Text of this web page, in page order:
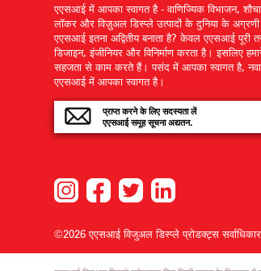
एएसआई में आपका स्वागत है - वाणिज्यिक विभाजन,
लॉकर और विज़ुअल डिस्प्ले उत्पादों के दुनिया के अग्रणी
एएसआई इतना अद्वितीय बनाता है? केवल एएसआई पूरी
डिजाइन, इंजीनियर और विनिर्माण करता है। इसलिए
सहजता से काम करते हैं। पसंद में आपका स्वागत है,
एएसआई में आपका स्वागत है।
प्राप्त करने के लिए सदस्यता लें
एएसआई समूह सूचना अद्यतन.
©2026 एएसआई विजुअल डिस्प्ले प्रोडक्ट्स